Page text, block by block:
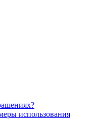
использования